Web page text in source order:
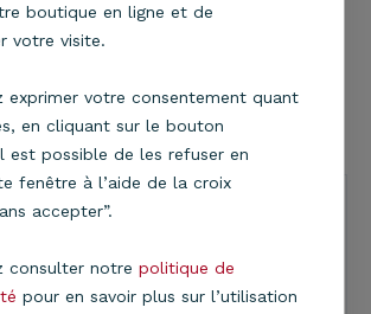
Les luminaires design
?
boutique en ligne et de
votre visite.
exprimer votre consentement quant
en cliquant sur le bouton
est possible de les refuser en
fenêtre à l’aide de la croix
accepter”.
consulter notrepolitique de
pour en savoir plus sur l’utilisation